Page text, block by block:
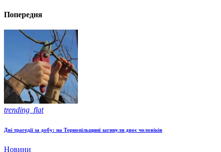
Попередня
trending_flat
Дві трагедії за добу: на Тернопільщині загинули двоє чоловіків
Новини